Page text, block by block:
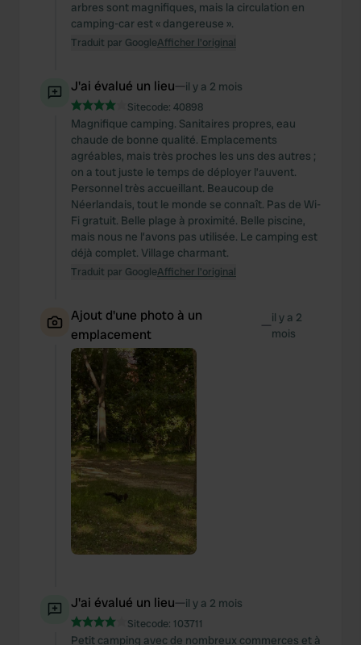
arbres sont magnifiques, mais la circulation en
camping-car est « dangereuse ».
Traduit par GoogleAfficher l'original
J'ai évalué un lieu—il y a 2 mois
Sitecode: 40898
Magnifique camping. Sanitaires propres, eau
chaude de bonne qualité. Emplacements
agréables, mais très proches les uns des autres ;
on a tout juste le temps de déployer l’auvent.
Personnel très accueillant. Beaucoup de
Néerlandais, tout le monde se connaît. Pas de Wi-
Fi gratuit. Belle plage à proximité. Belle piscine,
mais nous ne l’avons pas utilisée. Le camping est
déjà complet. Village charmant.
Traduit par GoogleAfficher l'original
Ajout d'une photo à un
emplacement
—il y a 2
mois
J'ai évalué un lieu—il y a 2 mois
Sitecode: 103711
Petit camping avec de nombreux commerces et à